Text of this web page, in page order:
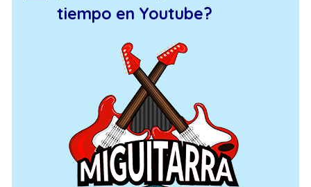
tiempo en Youtube?